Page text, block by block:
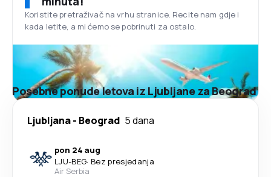
Koristite pretraživač na vrhu stranice. Recite nam gdje i
kada letite, a mi ćemo se pobrinuti za ostalo.
Posebne ponude letova iz Ljubljane za Beograd
Ljubljana- Beograd 5 dana
pon 24 aug
LJU-BEG· Bez presjedanja
Air Serbia